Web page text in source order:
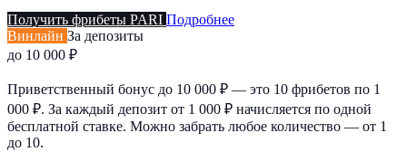
Получить фрибеты PARI Подробнее
Винлайн За депозиты
до 10 000 ₽
Приветственный бонус до 10 000 ₽ — это 10 фрибетов по 1
000 ₽. За каждый депозит от 1 000 ₽ начисляется по одной
бесплатной ставке. Можно забрать любое количество — от 1
до 10.